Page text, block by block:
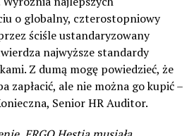
o globalny, czterostopniowy
ściśle ustandaryzowany
najwyższe standardy
Z dumą mogę powiedzieć, że
zapłacić, ale nie można go kupić –
Senior HR Auditor.